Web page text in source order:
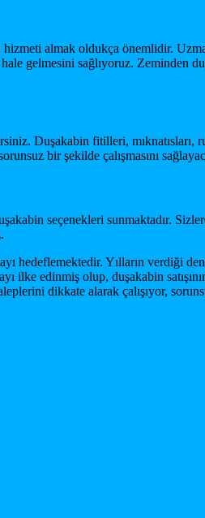
hizmeti almak oldukça önemlidir.
gelmesini sağlıyoruz. Zeminden
Duşakabin fitilleri, mıknatısları,
bir şekilde çalışmasını
seçenekleri sunmaktadır.
hedeflemektedir. Yılların verdiği
edinmiş olup, duşakabin
dikkate alarak çalışıyor,